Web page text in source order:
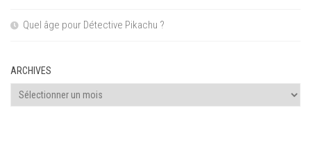
Quel âge pour Détective Pikachu ?
ARCHIVES
Archives